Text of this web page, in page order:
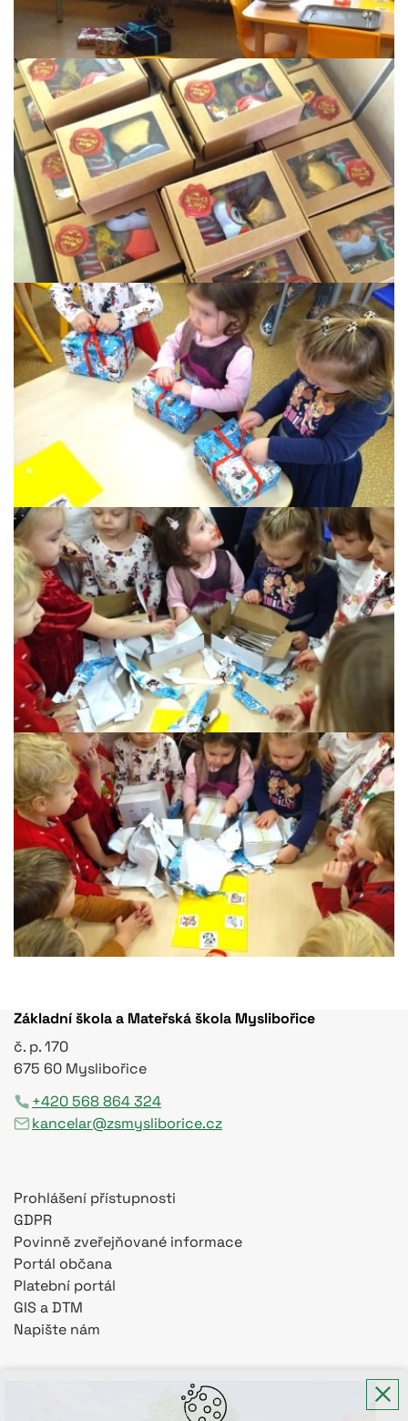
Základní škola a Mateřská škola Myslibořice
č. p. 170
675 60 Myslibořice
+420 568 864 324
kancelar@zsmysliborice.cz
Prohlášení přístupnosti
GDPR
Povinně zveřejňované informace
Portál občana
Platební portál
GIS a DTM
Napište nám